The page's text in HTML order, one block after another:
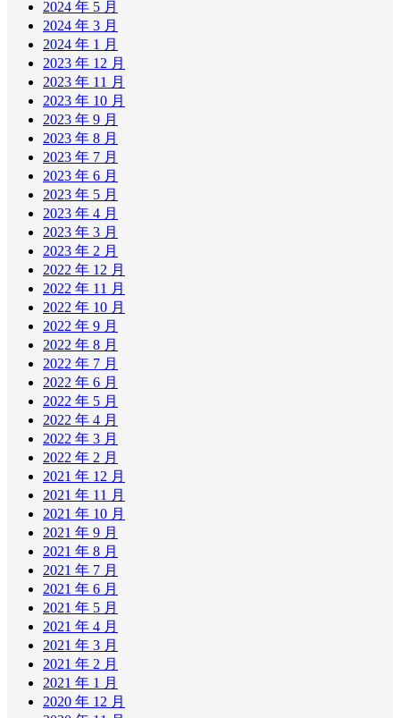
2024 年 5 月
2024 年 3 月
2024 年 1 月
2023 年 12 月
2023 年 11 月
2023 年 10 月
2023 年 9 月
2023 年 8 月
2023 年 7 月
2023 年 6 月
2023 年 5 月
2023 年 4 月
2023 年 3 月
2023 年 2 月
2022 年 12 月
2022 年 11 月
2022 年 10 月
2022 年 9 月
2022 年 8 月
2022 年 7 月
2022 年 6 月
2022 年 5 月
2022 年 4 月
2022 年 3 月
2022 年 2 月
2021 年 12 月
2021 年 11 月
2021 年 10 月
2021 年 9 月
2021 年 8 月
2021 年 7 月
2021 年 6 月
2021 年 5 月
2021 年 4 月
2021 年 3 月
2021 年 2 月
2021 年 1 月
2020 年 12 月